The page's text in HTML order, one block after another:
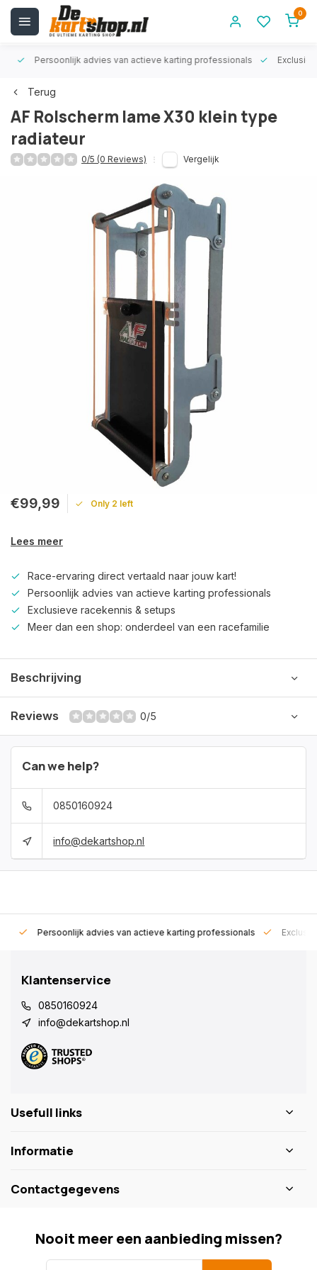
0
Persoonlijk advies van actieve karting professionals
Terug
AF Rolscherm Iame X30 klein type
radiateur
0/5 (0 Reviews) Vergelijk
€99,99 Only 2 left
Lees meer
Race-ervaring direct vertaald naar jouw kart!
Persoonlijk advies van actieve karting professionals
Exclusieve racekennis & setups
Meer dan een shop: onderdeel van een racefamilie
Beschrijving
Reviews 0/5
Can we help?
0850160924
info@dekartshop.nl
Persoonlijk advies van actieve karting professionals
Klantenservice
0850160924
info@dekartshop.nl
Usefull links
Informatie
Contactgegevens
Nooit meer een aanbieding missen?